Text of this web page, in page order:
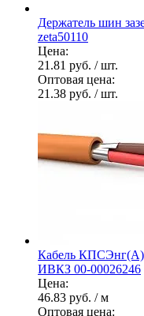
Держатель шин
zeta50110
Цена:
21.81 руб. / шт.
Оптовая цена:
21.38 руб. / шт.
Кабель
ИВКЗ 00-00026246
Цена:
46.83 руб. / м
Оптовая цена: